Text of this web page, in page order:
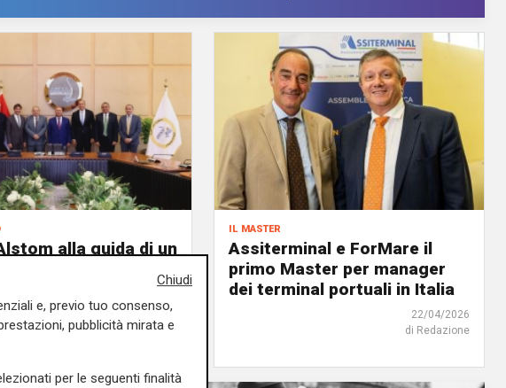
alla guida di un
18/06/2026
di Redazione
il master
Assiterminal e ForMare il
primo Master per manager
dei terminal portuali in Italia
22/04/2026
di Redazione
Chiudi
e, previo tuo consenso,
pubblicità mirata e
per le seguenti finalità